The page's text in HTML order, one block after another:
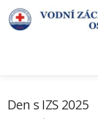
obsah
Den s IZS 2025